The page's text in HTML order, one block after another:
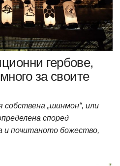
гербове,
за своите
собствена „шинмон“, или
според
почитаното божество,